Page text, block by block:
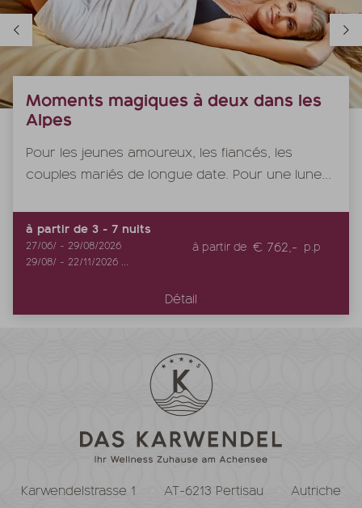
Moments magiques à deux dans les
Alpes
Pour les jeunes amoureux, les fiancés, les
couples mariés de longue date. Pour une lune...
à partir de 3 - 7 nuits
27/06/ - 29/08/2026
29/08/ - 22/11/2026 ...
à partir de € 762,- p.p
Détail
Karwendelstrasse 1 AT-6213 Pertisau Autriche